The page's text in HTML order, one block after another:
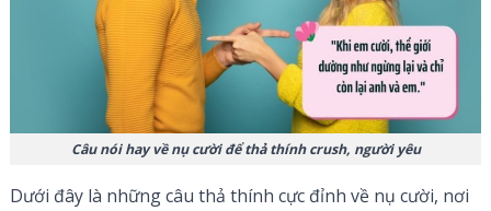
Câu nói hay về nụ cười để thả thính crush, người yêu
Dưới đây là những câu thả thính cực đỉnh về nụ cười, nơi